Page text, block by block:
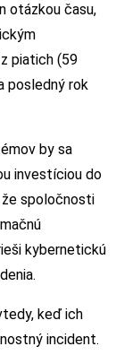
otázkou času,
piatich (59
posledný rok
by sa
investíciou do
spoločnosti
kybernetickú
keď ich
incident.